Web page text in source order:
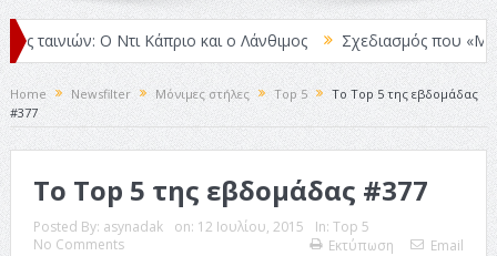
ταινιών: Ο Ντι Κάπριο και ο Λάνθιμος Σχεδιασμός που «Μιλάει»
Home Newsfilter Μόνιμες στήλες Top 5
Το Top 5 της εβδομάδας
#377
Το Top 5 της εβδομάδας #377
Posted By: asynadak on: 12 Ιουλίου, 2015 In: Top 5
No Comments
Εκτύπωση Email